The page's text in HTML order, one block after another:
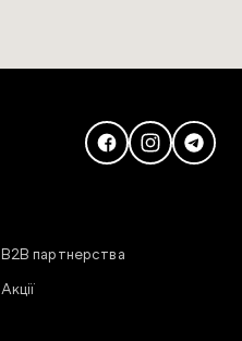
В2В партнерства
Акції